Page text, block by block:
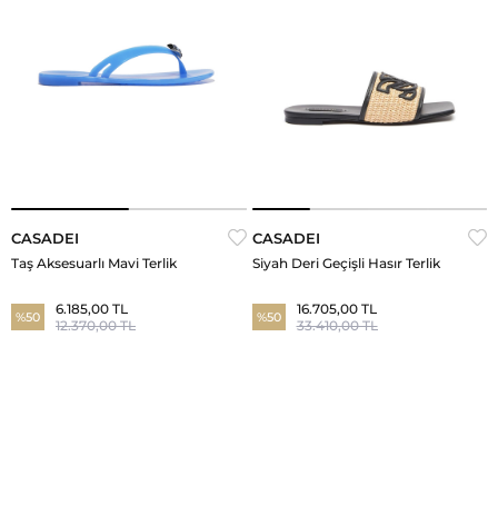
CASADEI
Taş Aksesuarlı Mavi Terlik
%50
6.185,00 TL
12.370,00 TL
CASADEI
Siyah Deri Geçişli Hasır Terlik
%50
16.705,00 TL
33.410,00 TL